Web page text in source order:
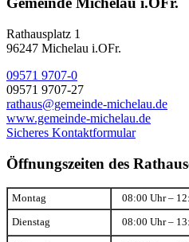
Rathausplatz 1
96247 Michelau i.OFr.
09571 9707-0
09571 9707-27
rathaus@gemeinde-michelau.de
www.gemeinde-michelau.de
Sicheres Kontaktformular
Öffnungszeiten des
Montag 08:00 Uhr –
Dienstag 08:00 Uhr –